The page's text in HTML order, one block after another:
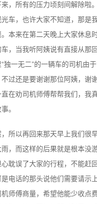
，所有的压力顷刻间解除啦
车，也许大家不知道，那是
本来在第二天晚上大家休息
，当我听阿姨说有直接从那
独一无二”的一辆车的司机由
过还是要谢谢那位阿姨，谢
在劝司机师傅帮帮我们，我
。
所以再回来那天早上我们很
，而这样的后果就是根本没
耽误了大家的行程，不能赶
电话的那头说他们需要请示
师傅商量，希望他能少收点